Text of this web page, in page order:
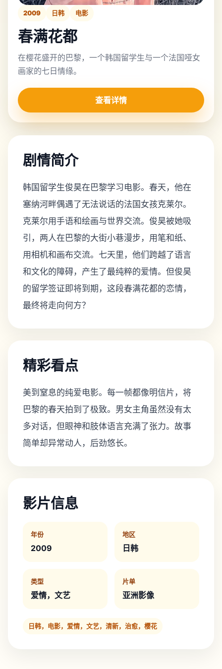
2009 日韩 电影
春满花都
在樱花盛开的巴黎，一个韩国留学生与一个法国哑女
画家的七日情缘。
查看详情
剧情简介
韩国留学生俊昊在巴黎学习电影。春天，他在
塞纳河畔偶遇了无法说话的法国女孩克莱尔。
克莱尔用手语和绘画与世界交流。俊昊被她吸
引，两人在巴黎的大街小巷漫步，用笔和纸、
用相机和画布交流。七天里，他们跨越了语言
和文化的障碍，产生了最纯粹的爱情。但俊昊
的留学签证即将到期，这段春满花都的恋情，
最终将走向何方？
精彩看点
美到窒息的纯爱电影。每一帧都像明信片，将
巴黎的春天拍到了极致。男女主角虽然没有太
多对话，但眼神和肢体语言充满了张力。故事
简单却异常动人，后劲悠长。
影片信息
年份
2009
地区
日韩
类型
爱情，文艺
片单
亚洲影像
日韩，电影，爱情，文艺，清新，治愈，樱花